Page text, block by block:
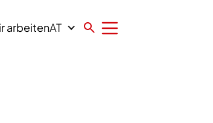
arbeitenAT